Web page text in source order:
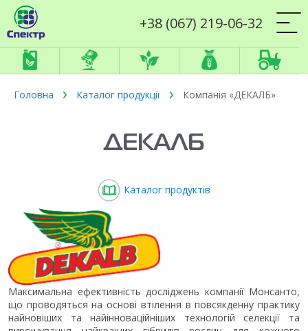
+38 (067) 219-06-32
Головна Каталог продукції Компанія «ДЕКАЛБ»
ДЕКАЛБ
Каталог продуктів
Максимальна ефективність досліджень компанії Монсанто,
що проводяться на основі втілення в повсякденну практику
найновіших та найінноваційніших технологій селекції та